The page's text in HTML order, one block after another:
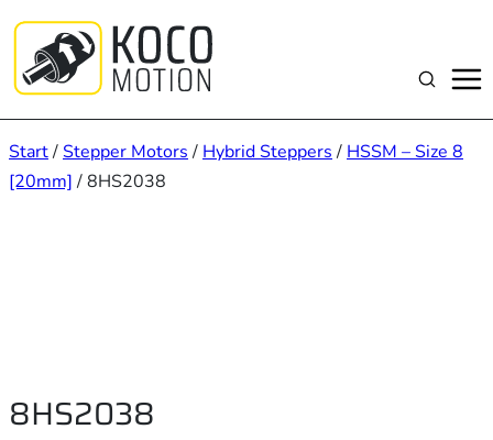
Inhalt
springen
Suchen
Start/Stepper Motors / Hybrid Steppers / HSSM – Size 8
[20mm] / 8HS2038
8HS2038